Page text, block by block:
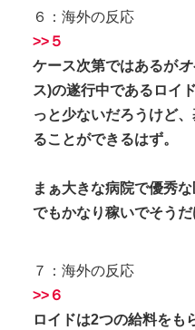
６：海外の反応
>>５
ケース次第ではあるがオ
ス)の遂行中であるロイ
っと少ないだろうけど
ることができるはず。
まぁ大きな病院で優秀
でもかなり稼いでそうだ
７：海外の反応
>>６
ロイドは2つの給料をも